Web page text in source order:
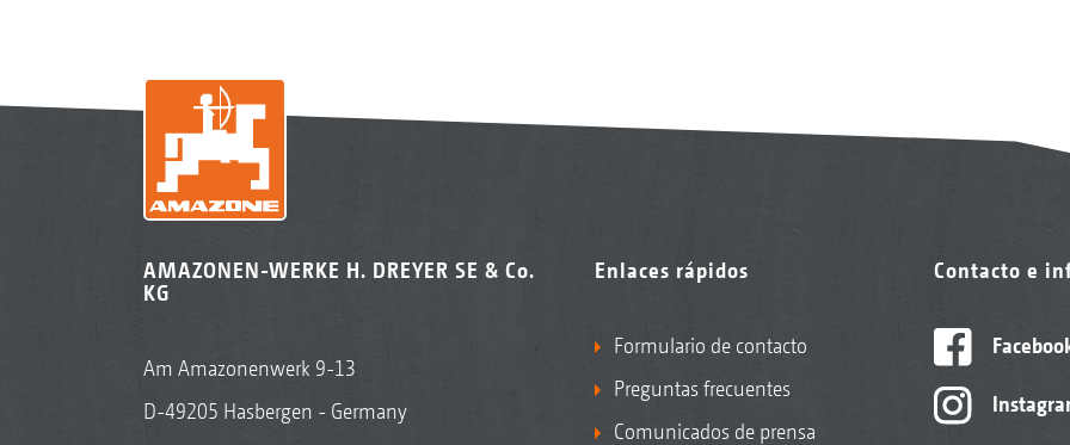
AMAZONEN-WERKE H. DREYER SE & Co.
KG
Am Amazonenwerk 9-13
D-49205 Hasbergen - Germany
Enlaces rápidos
Formulario de contacto
Preguntas frecuentes
Comunicados de prensa
Contacto e